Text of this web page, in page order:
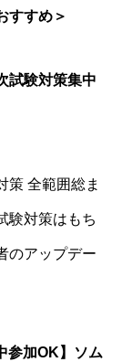
すすめ＞
試験対策集中
策 全範囲総ま
験対策はもち
のアップデー
参加OK】ソム